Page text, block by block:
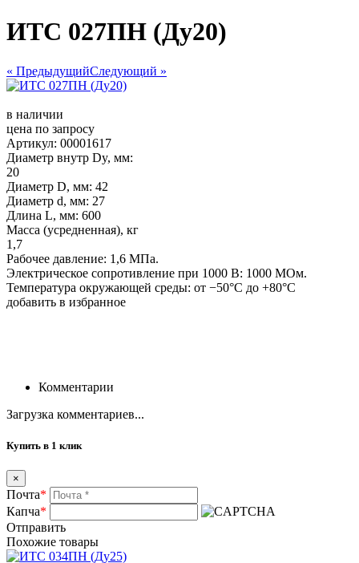
ИТС 027ПН (Ду20)
« ПредыдущийСледующий »
в наличии
цена по запросу
Артикул: 00001617
Диаметр внутр Dy, мм:
20
Диаметр D, мм: 42
Диаметр d, мм: 27
Длина L, мм: 600
Масса (усредненная), кг
1,7
Рабочее давление: 1,6 МПа.
Электрическое сопротивление при 1000 В: 1000 МОм.
Температура окружающей среды: от −50°С до +80°С
добавить в избранное
Комментарии
Загрузка комментариев...
Купить в 1 клик
×
Почта*
Капча*
Отправить
Похожие товары